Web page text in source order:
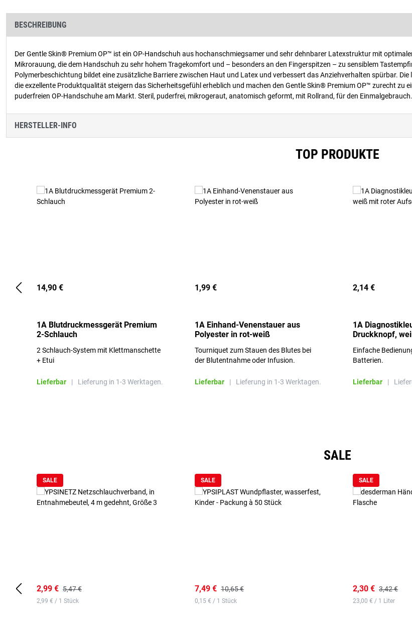
BESCHREIBUNG
Der Gentle Skin® Premium OP™ ist ein OP-Handschuh aus hochanschmiegsamer und sehr dehnbarer Latexstruktur mit
Mikrorauung, die dem Handschuh zu sehr hohem Tragekomfort und – besonders an den Fingerspitzen – zu sensiblem
Polymerbeschichtung bildet eine zusätzliche Barriere zwischen Haut und Latex und verbessert das Anziehverhalten spürbar. Die
die exzellente Produktqualität steigern das Sicherheitsgefühl erheblich und machen den Gentle Skin® Premium OP™ zurecht zu
puderfreien OP-Handschuhe am Markt. Steril, puderfrei, mikrogeraut, anatomisch geformt, mit Rollrand, für den Einmalgebrauch.
HERSTELLER-INFO
TOP PRODUKTE
14,90 €
1A Blutdruckmessgerät Premium
2-Schlauch
2 Schlauch-System mit Klettmanschette
+ Etui
Lieferbar | Lieferung in 1-3 Werktagen.
1,99 €
1A Einhand-Venenstauer aus
Polyester in rot-weiß
Tourniquet zum Stauen des Blutes bei
der Blutentnahme oder Infusion.
Lieferbar | Lieferung in 1-3 Werktagen.
2,14 €
1A
Druckknopf,
Einfache
Batterien.
Lieferbar |
SALE
SALE
2,99 € 5,47 €
2,99 € / 1 Stück
SALE
7,49 € 10,65 €
0,15 € / 1 Stück
SALE
2,30 € 3,42 €
23,00 € / 1 Liter